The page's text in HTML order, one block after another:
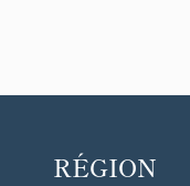
RÉGION